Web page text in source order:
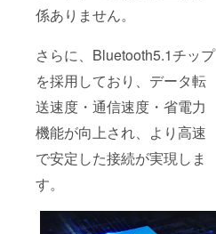
係ありません。
さらに、Bluetooth5.1チップ
を採用しており、データ転
送速度・通信速度・省電力
機能が向上され、より高速
で安定した接続が実現しま
す。